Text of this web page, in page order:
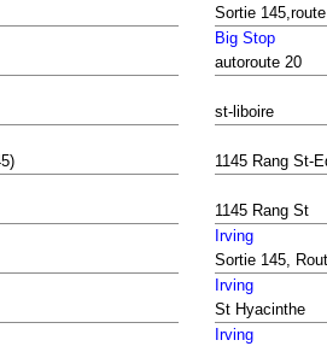
Sortie
Big Stop
autoroute 20
st-liboire
1145 Rang St-
1145 Rang St
Irving
Sortie 145,
Irving
St Hyacinthe
Irving